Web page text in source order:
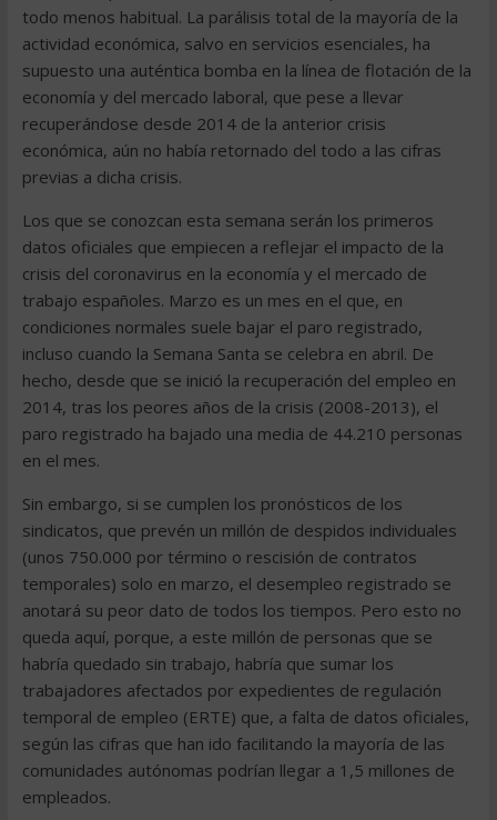
todo menos habitual. La parálisis total de la mayoría de la
actividad económica, salvo en servicios esenciales, ha
supuesto una auténtica bomba en la línea de flotación de la
economía y del mercado laboral, que pese a llevar
recuperándose desde 2014 de la anterior crisis
económica, aún no había retornado del todo a las cifras
previas a dicha crisis.
Los que se conozcan esta semana serán los primeros
datos oficiales que empiecen a reflejar el impacto de la
crisis del coronavirus en la economía y el mercado de
trabajo españoles. Marzo es un mes en el que, en
condiciones normales suele bajar el paro registrado,
incluso cuando la Semana Santa se celebra en abril. De
hecho, desde que se inició la recuperación del empleo en
2014, tras los peores años de la crisis (2008-2013), el
paro registrado ha bajado una media de 44.210 personas
en el mes.
Sin embargo, si se cumplen los pronósticos de los
sindicatos, que prevén un millón de despidos individuales
(unos 750.000 por término o rescisión de contratos
temporales) solo en marzo, el desempleo registrado se
anotará su peor dato de todos los tiempos. Pero esto no
queda aquí, porque, a este millón de personas que se
habría quedado sin trabajo, habría que sumar los
trabajadores afectados por expedientes de regulación
temporal de empleo (ERTE) que, a falta de datos oficiales,
según las cifras que han ido facilitando la mayoría de las
comunidades autónomas podrían llegar a 1,5 millones de
empleados.